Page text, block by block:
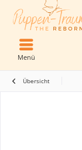
Menü
Übersicht